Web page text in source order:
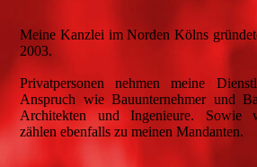
Meine Kanzlei im Norden Kölns
2003.
Privatpersonen nehmen meine
Anspruch wie Bauunternehmer und
Architekten und Ingenieure. Sowie
zählen ebenfalls zu meinen Mandanten.